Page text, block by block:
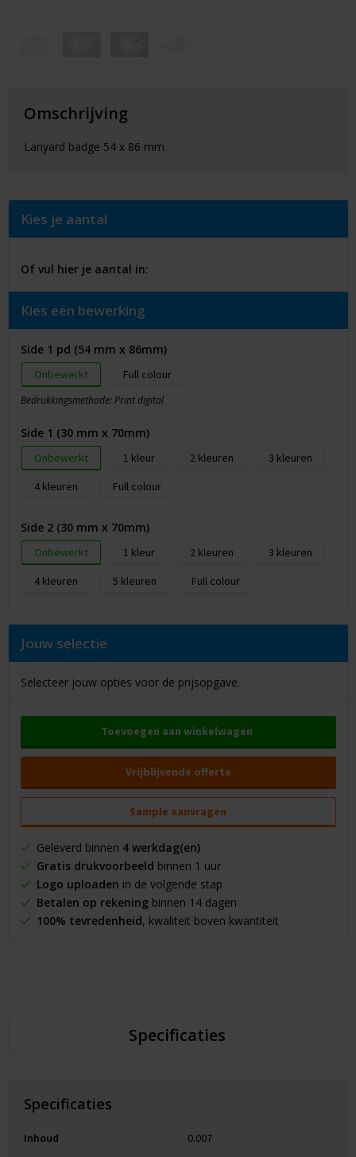
Omschrijving
Lanyard badge 54 x 86 mm
Kies je aantal
Of vul hier je aantal in:
Kies een bewerking
Side 1 pd (54 mm x 86mm)
Onbewerkt Full colour
Bedrukkingsmethode: Print digital
Side 1 (30 mm x 70mm)
Onbewerkt 1 2
3
4
Full colour
Side 2 (30 mm x 70mm)
Onbewerkt 1 2
3
4
5 Full colour
Jouw selectie
Selecteer jouw opties voor de prijsopgave.
Toevoegen aan winkelwagen
Vrijblijvende offerte
Sample aanvragen
Geleverd binnen 4 werkdag(en)
Gratis drukvoorbeeld binnen 1 uur
Logo uploaden in de volgende stap
Betalen op rekeningbinnen 14 dagen
100% tevredenheid, kwaliteit boven kwantiteit
Specificaties
Specificaties
Inhoud 0.007